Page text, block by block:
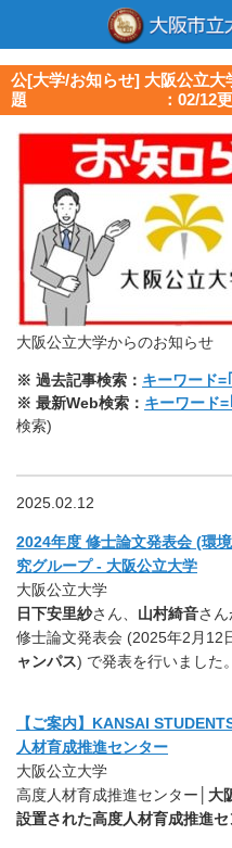
公[大学/お知らせ] 大阪公立大
題 ：02/12更新
大阪公立大学からのお知らせ
※ 過去記事検索： キーワード=
※ 最新Web検索： キーワード
検索)
2025.02.12
2024年度 修士論文発表会 (環
究グループ - 大阪公立大学
大阪公立大学
日下安里紗さん、 山村綺音さ
修士論文発表会 (2025年2月12
ャンパス) で発表を行いました。
【ご案内】KANSAI
人材育成推進センター
大阪公立大学
高度人材育成推進センター│ 大
設置された高度人材育成推進